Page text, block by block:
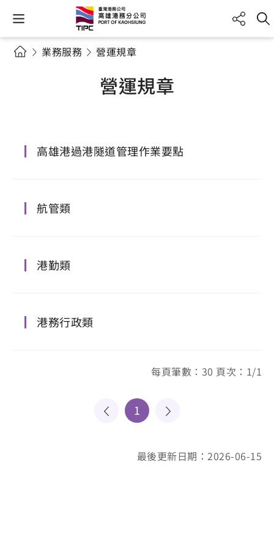
業務服務 營運規章
營運規章
高雄港過港隧道管理作業要點
航管類
港勤類
港務行政類
每頁筆數：30 頁次：1/1
1
最後更新日期：2026-06-15